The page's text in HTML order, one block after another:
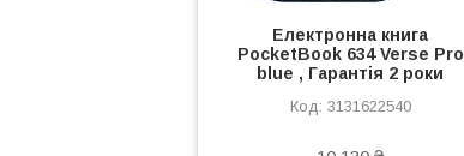
Електронна книга
PocketBook 634 Verse Pro
blue , Гарантія 2 роки
3131622540